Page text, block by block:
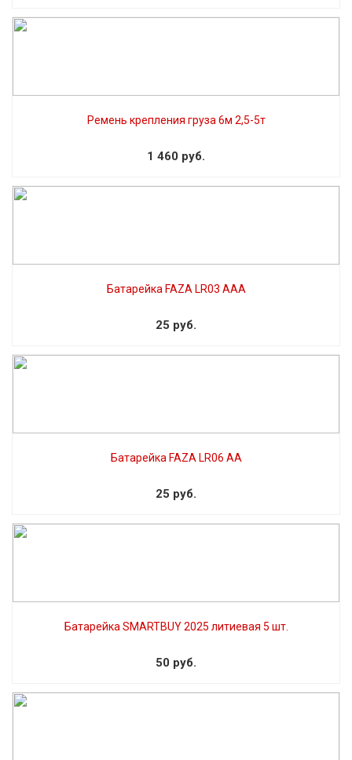
Ремень крепления груза 6м 2,5-5т
1 460 руб.
Батарейка FAZA LR03 AAA
25 руб.
Батарейка FAZA LR06 AA
25 руб.
Батарейка SMARTBUY 2025 литиевая 5 шт.
50 руб.